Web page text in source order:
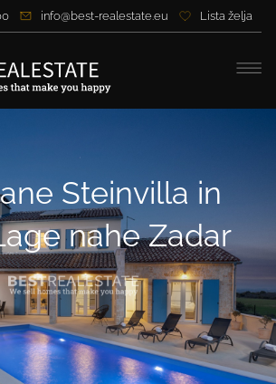
info@best-realestate.eu Lista želja
Steinvilla in
nahe Zadar